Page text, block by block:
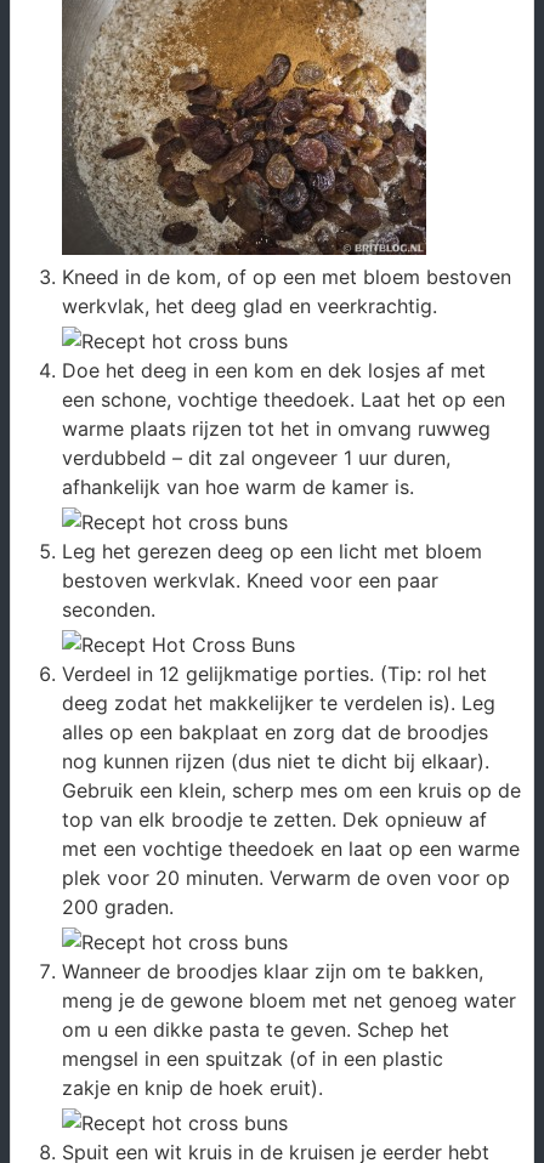
Kneed in de kom, of op een met bloem bestoven
werkvlak, het deeg glad en veerkrachtig.
Doe het deeg in een kom en dek losjes af met
een schone, vochtige theedoek. Laat het op een
warme plaats rijzen tot het in omvang ruwweg
verdubbeld – dit zal ongeveer 1 uur duren,
afhankelijk van hoe warm de kamer is.
Leg het gerezen deeg op een licht met bloem
bestoven werkvlak. Kneed voor een paar
seconden.
Verdeel in 12 gelijkmatige porties. (Tip: rol het
deeg zodat het makkelijker te verdelen is). Leg
alles op een bakplaat en zorg dat de broodjes
nog kunnen rijzen (dus niet te dicht bij elkaar).
Gebruik een klein, scherp mes om een kruis op de
top van elk broodje te zetten. Dek opnieuw af
met een vochtige theedoek en laat op een warme
plek voor 20 minuten. Verwarm de oven voor op
200 graden.
Wanneer de broodjes klaar zijn om te bakken,
meng je de gewone bloem met net genoeg water
om u een dikke pasta te geven. Schep het
mengsel in een spuitzak (of in een plastic
zakje en knip de hoek eruit).
Spuit een wit kruis in de kruisen je eerder hebt